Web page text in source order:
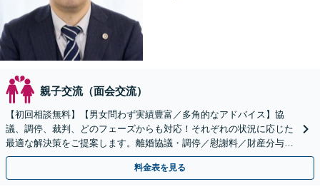
親子交流（面会交流）
【初回相談無料】【男女問わず実績豊富／多角的なアドバイス】協
議、調停、裁判、どのフェーズからも対応！それぞれの状況に応じた
最適な解決策をご提案します。離婚協議・調停／慰謝料／財産分与／
親権・養育費・面会交流／婚姻費用【休日・夜間相談可】
料金表を見る